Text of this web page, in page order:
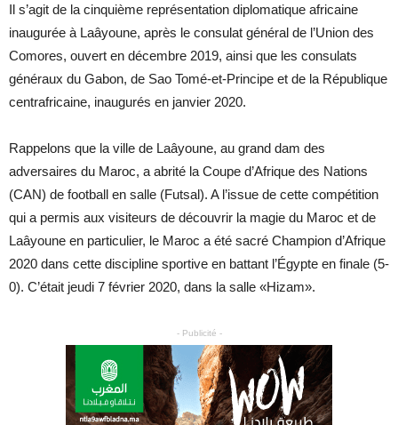
Il s’agit de la cinquième représentation diplomatique africaine
inaugurée à Laâyoune, après le consulat général de l’Union des
Comores, ouvert en décembre 2019, ainsi que les consulats
généraux du Gabon, de Sao Tomé-et-Principe et de la République
centrafricaine, inaugurés en janvier 2020.
Rappelons que la ville de Laâyoune, au grand dam des
adversaires du Maroc, a abrité la Coupe d’Afrique des Nations
(CAN) de football en salle (Futsal). A l’issue de cette compétition
qui a permis aux visiteurs de découvrir la magie du Maroc et de
Laâyoune en particulier, le Maroc a été sacré Champion d’Afrique
2020 dans cette discipline sportive en battant l’Égypte en finale (5-
0). C’était jeudi 7 février 2020, dans la salle «Hizam».
- Publicité -